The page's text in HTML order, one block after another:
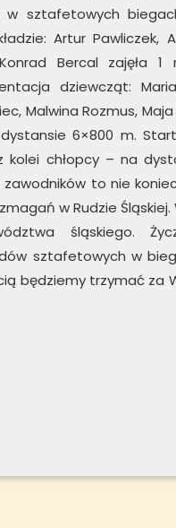
sztafetowych
Artur Pawliczek,
Bercal zajęła 1
dziewcząt:
Malwina Rozmus,
6×800 m.
kolei chłopcy – na
zawodników to nie
w Rudzie
śląskiego.
sztafetowych w
będziemy trzymać za